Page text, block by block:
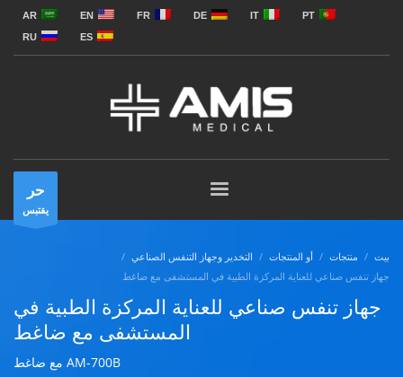
AR EN FR DE IT
PT
RU
ES
حر
يقتبس
بيت منتجات أو المنتجات
التخدير وجهاز التنفس الصناعي
جهاز تنفس صناعي للعناية المركزة الطبية في المستشفى مع ضاغط
جهاز تنفس صناعي للعناية المركزة الطبية في
المستشفى مع ضاغط
AM-700B مع ضاغط